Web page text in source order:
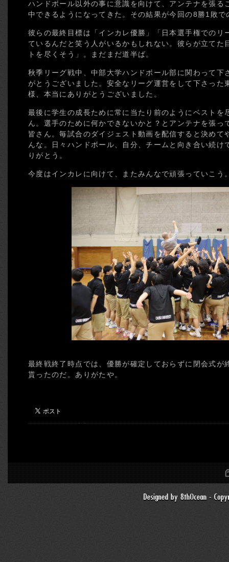
ハンドボール以外の事に意識を向けて、アンテナを張る
中できるようになってきた。その結果が今回の8勝1敗で
彼らの最終目標は「インカレ優勝」「日本選手権でのリ
ているんだと笑う人がいるかもしれない。彼らが立てた
トを尽くそう」。まだまだ道半ば。
秋季リーグ戦中、中部大学ハンドボール部に関わって下
がとうございました。安全なリーグ運営をして下さった
様、本当にありがとうございました。
最後に学生の成長ために常に当たり前のようにベストを
ん。選手のために何かできないかと？とアンテナを張っ
皆さん。毎試合のダイジェスト動画を配信すると決めて
んな。日々ハンドボール、自分、チームと向き合い続け
りがとう。
今度はインカレに向けて、またみんなで頑張っていこう
最終戦終了時点では、優勝が確定しておらずに閉会式が
貰ったのだ。ありがたや。